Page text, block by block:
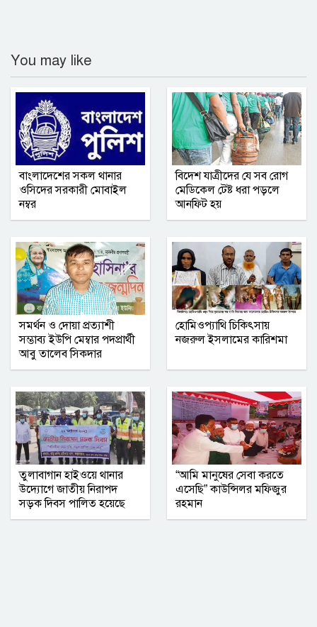
গণমাধ্যমে সংবাদ প্রকাশের সিলেট টিটিসির
প্রতারক ড্রাইভার বিল্লাল আটক
বৃহত্তর নোয়াখালী অঞ্চলে আনুষ্ঠানিক যাত্রা
শুরু করল আশা সিমেন্ট
সম্মিলিত সাংবাদিক পরিষদ (এসএসপি) ঢাকা
মহানগর কমিটির অভিষেক অনুষ্ঠিত
নোয়াখালী সরকারি কলেজ ছাত্রদলের তিন
নেতার বহিষ্কারাদেশ প্রত্যাহার
গাজীপুর জেলা রেজিস্ট্রার অফিসে বৃক্ষরোপণ
নোয়াখালীতে ব্যবসায়ীর বাড়িতে দুর্ধর্ষ
ডাকাতি, আহত ৫
You may like
বাংলাদেশের সকল থানার
ওসিদের সরকারী মোবাইল
নম্বর
বিদেশ যাত্রীদের যে সব রোগ
মেডিকেল টেষ্ট ধরা পড়লে
আনফিট হয়
সমর্থন ও দোয়া প্রত্যাশী
সম্ভাব্য ইউপি মেম্বার পদপ্রার্থী
আবু তালেব সিকদার
হোমিওপ্যাথি চিকিৎসায়
নজরুল ইসলামের কারিশমা
তুলাবাগান হাইওয়ে থানার
উদ্যোগে জাতীয় নিরাপদ
সড়ক দিবস পালিত হয়েছে
“আমি মানুষের সেবা করতে
এসেছি” কাউন্সিলর মফিজুর
রহমান